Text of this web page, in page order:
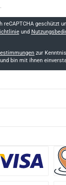
reCAPTCHA geschützt
und
zur
bin mit ihnen